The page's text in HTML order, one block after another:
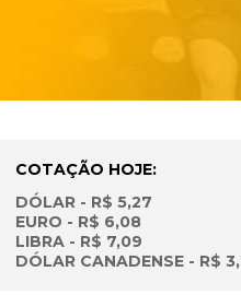
COTAÇÃO HOJE:
DÓLAR - R$ 5,27
EURO - R$ 6,08
LIBRA - R$ 7,09
DÓLAR CANADENSE - R$